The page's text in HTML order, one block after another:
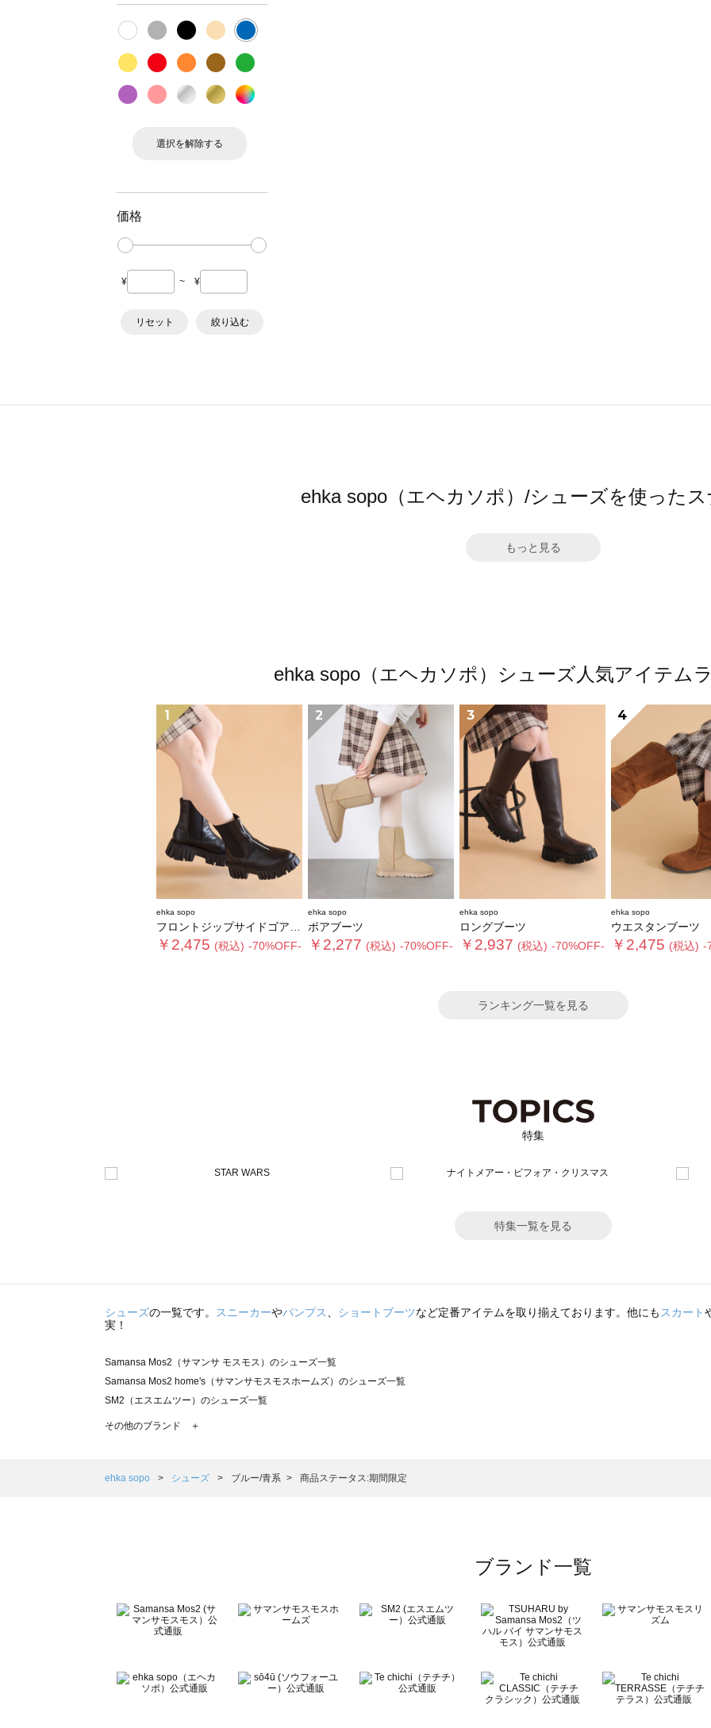
選択を解除する
価格
¥ ~ ¥
リセット 絞り込む
ehka sopo（エヘカソポ）/シューズを使った
もっと見る
ehka sopo（エヘカソポ）シューズ人気アイテム
1
ehka sopo
フロントジップサイドゴアブーツ
￥2,475 (税込) -70%OFF-
2
ehka sopo
ボアブーツ
￥2,277 (税込) -70%OFF-
3
ehka sopo
ロングブーツ
￥2,937 (税込) -70%OFF-
4
ehka sopo
ウエスタンブーツ
￥2,475 (税込) -
ランキング一覧を見る
特集
特集一覧を見る
シューズの一覧です。 スニーカーやパンプス、 ショートブーツなど定番アイテムを取り揃えております。他にもスカート
実！
Samansa Mos2（サマンサ モスモス）のシューズ一覧
Samansa Mos2 home's（サマンサモスモスホームズ）のシューズ一覧
SM2（エスエムツー）のシューズ一覧
TSUHARU by Samansa Mos2（ツハルバイサマンサモスモス）のシューズ一覧
Samansa Mos2 Lagom（サマンサモスモス ラーゴム）のシューズ一覧
BETTY'S BLUE（べティーズブルー）のシューズ一覧
Wpc.（ワールドパーティー）のシューズ一覧
その他のブランド ＋
ehka sopo シューズ ブルー/青系 商品ステータス:期間限定
ブランド一覧